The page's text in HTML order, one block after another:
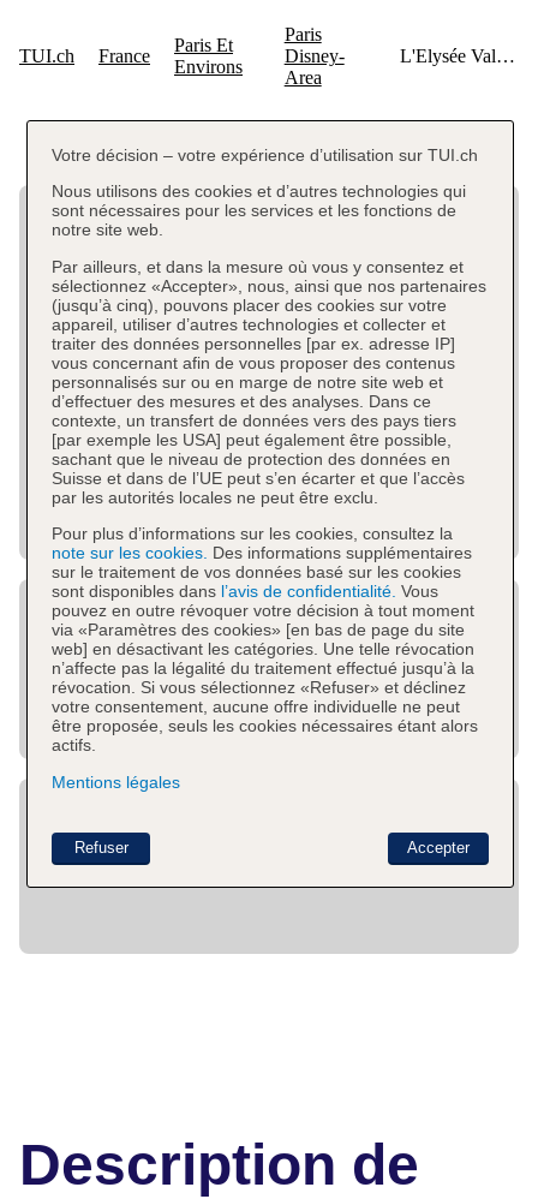
Description de
Votre décision – votre expérience d’utilisation sur TUI.ch
Nous utilisons des cookies et d’autres technologies qui
sont nécessaires pour les services et les fonctions de
notre site web.
Par ailleurs, et dans la mesure où vous y consentez et
sélectionnez «Accepter», nous, ainsi que nos partenaires
(jusqu’à cinq), pouvons placer des cookies sur votre
appareil, utiliser d’autres technologies et collecter et
traiter des données personnelles [par ex. adresse IP]
vous concernant afin de vous proposer des contenus
personnalisés sur ou en marge de notre site web et
d’effectuer des mesures et des analyses. Dans ce
contexte, un transfert de données vers des pays tiers
[par exemple les USA] peut également être possible,
sachant que le niveau de protection des données en
Suisse et dans de l’UE peut s’en écarter et que l’accès
par les autorités locales ne peut être exclu.
Pour plus d’informations sur les cookies, consultez la
note sur les cookies. Des informations supplémentaires
sur le traitement de vos données basé sur les cookies
sont disponibles dans l’avis de confidentialité. Vous
pouvez en outre révoquer votre décision à tout moment
via «Paramètres des cookies» [en bas de page du site
web] en désactivant les catégories. Une telle révocation
n’affecte pas la légalité du traitement effectué jusqu’à la
révocation. Si vous sélectionnez «Refuser» et déclinez
votre consentement, aucune offre individuelle ne peut
être proposée, seuls les cookies nécessaires étant alors
actifs.
Mentions légales
Accepter
Refuser